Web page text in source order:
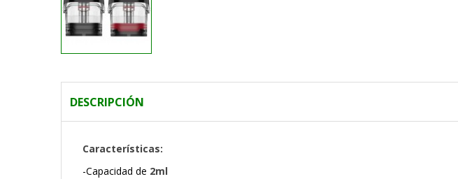
DESCRIPCIÓN
Características:
-Capacidad de 2ml